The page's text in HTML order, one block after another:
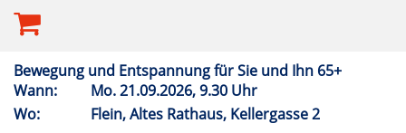
Bewegung und Entspannung für Sie und Ihn 65+
Wann:
Mo.21.09.2026, 9.30 Uhr
Wo:
Flein, Altes Rathaus, Kellergasse 2